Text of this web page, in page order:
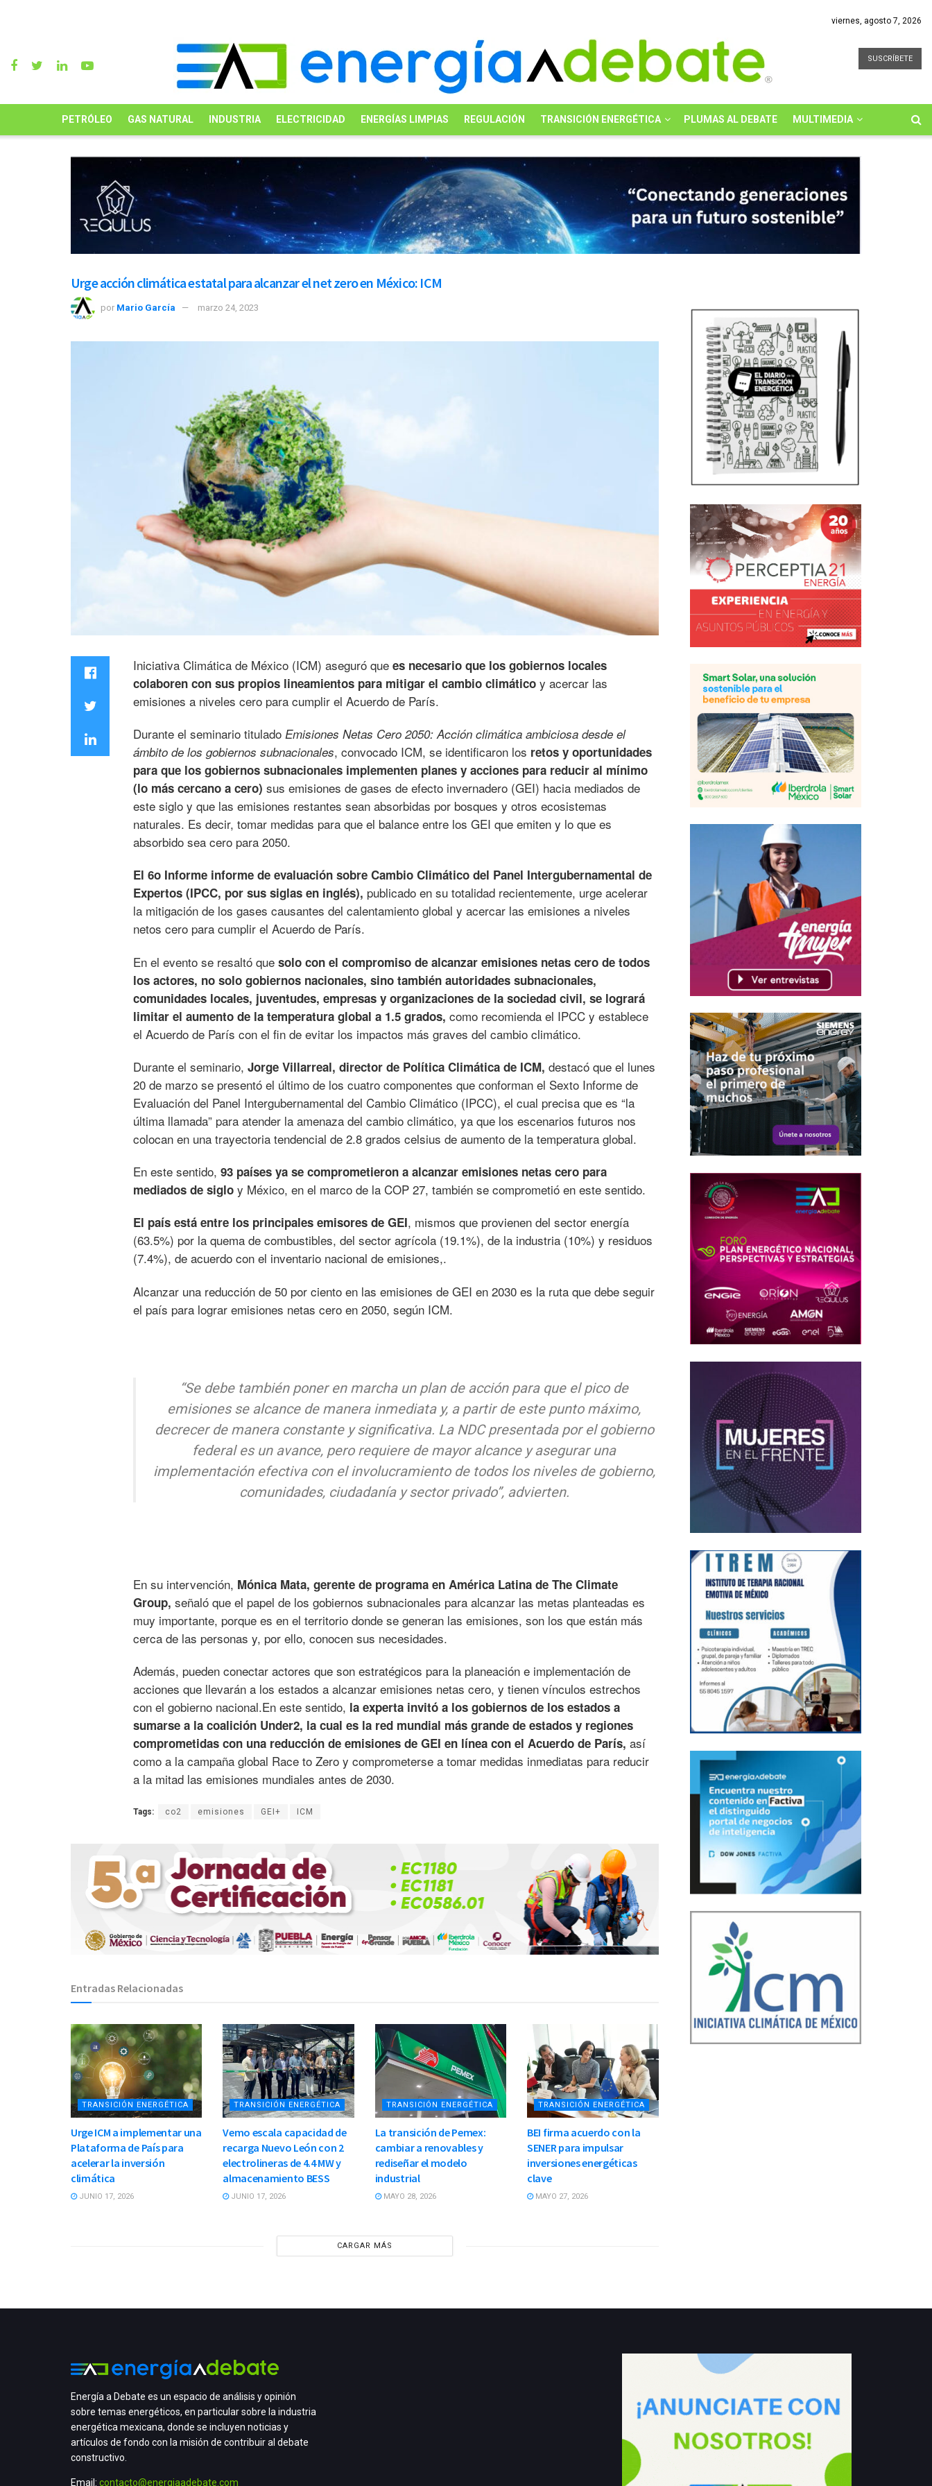
viernes, agosto 7, 2026
SUSCRÍBETE
PETRÓLEO GAS NATURAL INDUSTRIA ELECTRICIDAD ENERGÍAS LIMPIAS REGULACIÓN TRANSICIÓN ENERGÉTICA PLUMAS AL DEBATE MULTIMEDIA
Urge acción climática estatal para alcanzar el net zero en México: ICM
por Mario García marzo 24, 2023
Iniciativa Climática de México (ICM) aseguró que es necesario que los gobiernos locales
colaboren con sus propios lineamientos para mitigar el cambio climático y acercar las
emisiones a niveles cero para cumplir el Acuerdo de París.
Durante el seminario titulado Emisiones Netas Cero 2050: Acción climática ambiciosa desde el
ámbito de los gobiernos subnacionales, convocado ICM, se identificaron los retos y oportunidades
para que los gobiernos subnacionales implementen planes y acciones para reducir al mínimo
(lo más cercano a cero) sus emisiones de gases de efecto invernadero (GEI) hacia mediados de
este siglo y que las emisiones restantes sean absorbidas por bosques y otros ecosistemas
naturales. Es decir, tomar medidas para que el balance entre los GEI que emiten y lo que es
absorbido sea cero para 2050.
El 6o Informe informe de evaluación sobre Cambio Climático del Panel Intergubernamental de
Expertos (IPCC, por sus siglas en inglés), publicado en su totalidad recientemente, urge acelerar
la mitigación de los gases causantes del calentamiento global y acercar las emisiones a niveles
netos cero para cumplir el Acuerdo de París.
En el evento se resaltó que solo con el compromiso de alcanzar emisiones netas cero de todos
los actores, no solo gobiernos nacionales, sino también autoridades subnacionales,
comunidades locales, juventudes, empresas y organizaciones de la sociedad civil, se logrará
limitar el aumento de la temperatura global a 1.5 grados, como recomienda el IPCC y establece
el Acuerdo de París con el fin de evitar los impactos más graves del cambio climático.
Durante el seminario, Jorge Villarreal, director de Política Climática de ICM, destacó que el lunes
20 de marzo se presentó el último de los cuatro componentes que conforman el Sexto Informe de
Evaluación del Panel Intergubernamental del Cambio Climático (IPCC), el cual precisa que es “la
última llamada” para atender la amenaza del cambio climático, ya que los escenarios futuros nos
colocan en una trayectoria tendencial de 2.8 grados celsius de aumento de la temperatura global.
En este sentido, 93 países ya se comprometieron a alcanzar emisiones netas cero para
mediados de siglo y México, en el marco de la COP 27, también se comprometió en este sentido.
El país está entre los principales emisores de GEI, mismos que provienen del sector energía
(63.5%) por la quema de combustibles, del sector agrícola (19.1%), de la industria (10%) y residuos
(7.4%), de acuerdo con el inventario nacional de emisiones,.
Alcanzar una reducción de 50 por ciento en las emisiones de GEI en 2030 es la ruta que debe seguir
el país para lograr emisiones netas cero en 2050, según ICM.
“Se debe también poner en marcha un plan de acción para que el pico de
emisiones se alcance de manera inmediata y, a partir de este punto máximo,
decrecer de manera constante y significativa. La NDC presentada por el gobierno
federal es un avance, pero requiere de mayor alcance y asegurar una
implementación efectiva con el involucramiento de todos los niveles de gobierno,
comunidades, ciudadanía y sector privado”, advierten.
En su intervención, Mónica Mata, gerente de programa en América Latina de The Climate
Group, señaló que el papel de los gobiernos subnacionales para alcanzar las metas planteadas es
muy importante, porque es en el territorio donde se generan las emisiones, son los que están más
cerca de las personas y, por ello, conocen sus necesidades.
Además, pueden conectar actores que son estratégicos para la planeación e implementación de
acciones que llevarán a los estados a alcanzar emisiones netas cero, y tienen vínculos estrechos
con el gobierno nacional.En este sentido, la experta invitó a los gobiernos de los estados a
sumarse a la coalición Under2, la cual es la red mundial más grande de estados y regiones
comprometidas con una reducción de emisiones de GEI en línea con el Acuerdo de París, así
como a la campaña global Race to Zero y comprometerse a tomar medidas inmediatas para reducir
a la mitad las emisiones mundiales antes de 2030.
Tags: co2 emisiones GEI+ ICM
Entradas Relacionadas
TRANSICIÓN ENERGÉTICA
Urge ICM a implementar una
Plataforma de País para
acelerar la inversión
climática
JUNIO 17, 2026
TRANSICIÓN ENERGÉTICA
Vemo escala capacidad de
recarga Nuevo León con 2
electrolineras de 4.4 MW y
almacenamiento BESS
JUNIO 17, 2026
TRANSICIÓN ENERGÉTICA
La transición de Pemex:
cambiar a renovables y
rediseñar el modelo
industrial
MAYO 28, 2026
TRANSICIÓN ENERGÉTICA
BEI firma acuerdo con la
SENER para impulsar
inversiones energéticas
clave
MAYO 27, 2026
CARGAR MÁS
Energía a Debate es un espacio de análisis y opinión
sobre temas energéticos, en particular sobre la industria
energética mexicana, donde se incluyen noticias y
artículos de fondo con la misión de contribuir al debate
constructivo.
Email: contacto@energiaadebate.com